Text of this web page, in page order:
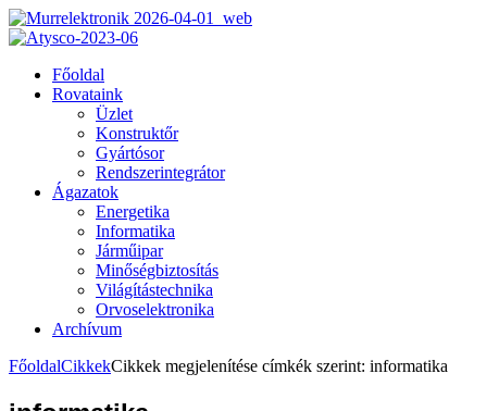
Főoldal
Rovataink
Üzlet
Konstruktőr
Gyártósor
Rendszerintegrátor
Ágazatok
Energetika
Informatika
Járműipar
Minőségbiztosítás
Világítástechnika
Orvoselektronika
Archívum
FőoldalCikkekCikkek megjelenítése címkék szerint: informatika